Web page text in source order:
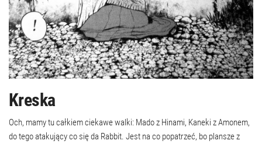
Kreska
Och, mamy tu całkiem ciekawe walki: Mado z Hinami, Kaneki z Amonem,
do tego atakujący co się da Rabbit. Jest na co popatrzeć, bo plansze z